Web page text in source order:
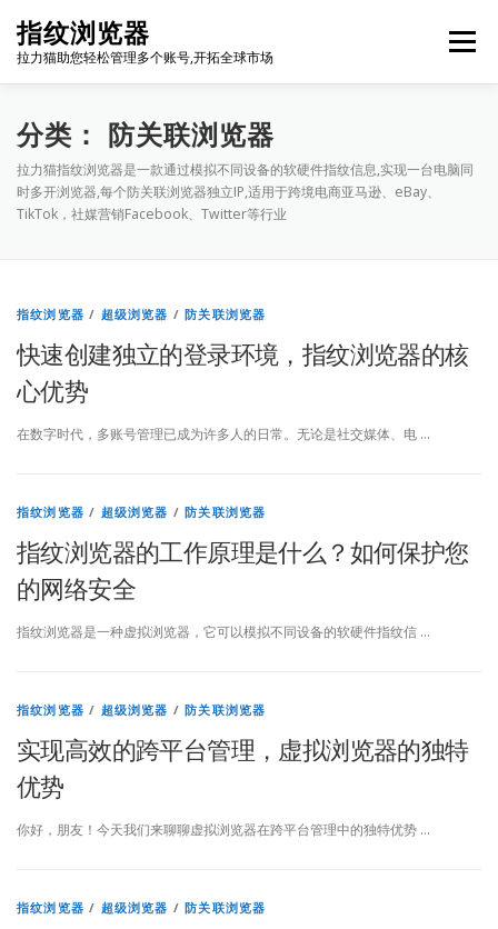
content
指纹浏览器
拉力猫助您轻松管理多个账号,开拓全球市场
Menu
博客首页 套餐价格 使用教程
联系我们 免费注册 账号登录
分类： 防关联浏览器
拉力猫指纹浏览器是一款通过模拟不同设备的软硬件指纹信息,实现一台电脑同
时多开浏览器,每个防关联浏览器独立IP,适用于跨境电商亚马逊、eBay、
TikTok，社媒营销Facebook、Twitter等行业
指纹浏览器 / 超级浏览器 /防关联浏览器
快速创建独立的登录环境，指纹浏览器的核
心优势
在数字时代，多账号管理已成为许多人的日常。无论是社交媒体、电 …
指纹浏览器 / 超级浏览器 /防关联浏览器
指纹浏览器的工作原理是什么？如何保护您
的网络安全
指纹浏览器是一种虚拟浏览器，它可以模拟不同设备的软硬件指纹信 …
指纹浏览器 / 超级浏览器 /防关联浏览器
实现高效的跨平台管理，虚拟浏览器的独特
优势
你好，朋友！今天我们来聊聊虚拟浏览器在跨平台管理中的独特优势 …
指纹浏览器 / 超级浏览器 /防关联浏览器